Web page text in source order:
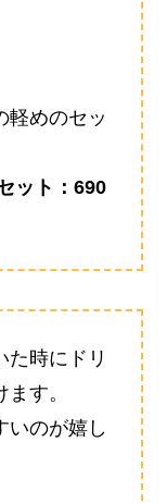
軽めのセッ
ット：690
た時にドリ
す。
いのが嬉し